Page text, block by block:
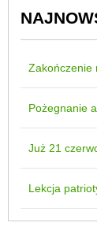
Zakończenie
Pożegnanie
Już 21
Lekcja